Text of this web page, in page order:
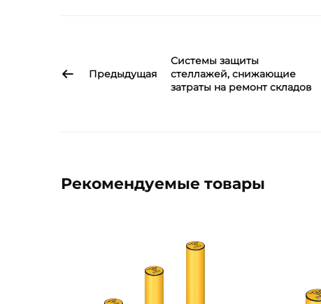
Предыдущая
Системы защиты
стеллажей, снижающие
затраты на ремонт складов
Рекомендуемые товары